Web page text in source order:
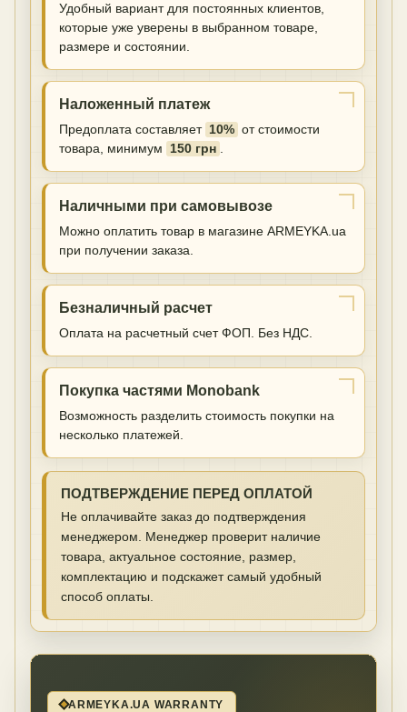
Удобный вариант для постоянных клиентов,
которые уже уверены в выбранном товаре,
размере и состоянии.
Наложенный платеж
Предоплата составляет 10% от стоимости
товара, минимум
150 грн
Наличными при самовывозе
Можно оплатить товар в магазине ARMEYKA.ua
при получении заказа.
Безналичный расчет
Оплата на расчетный счет ФОП. Без НДС.
Покупка частями Monobank
Возможность разделить стоимость покупки на
несколько платежей.
ПОДТВЕРЖДЕНИЕ ПЕРЕД ОПЛАТОЙ
Не оплачивайте заказ до подтверждения
менеджером. Менеджер проверит наличие
товара, актуальное состояние, размер,
комплектацию и подскажет самый удобный
способ оплаты.
ARMEYKA.UA WARRANTY